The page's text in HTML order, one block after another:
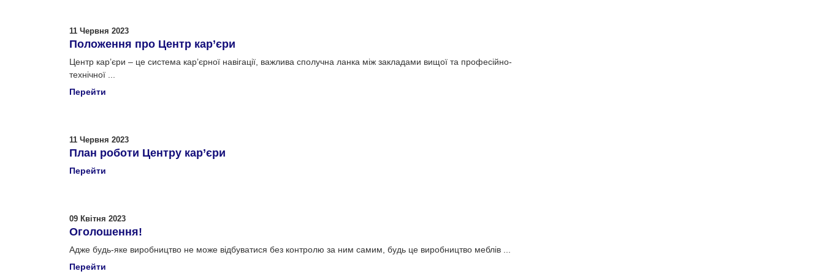
11 Червня 2023
Положення про Центр кар’єри
Центр кар’єри – це система кар’єрної навігації, важлива сполучна ланка між закладами вищої та професійно-
технічної ...
Перейти
11 Червня 2023
План роботи Центру кар’єри
Перейти
09 Квітня 2023
Оголошення!
Адже будь-яке виробництво не може відбуватися без контролю за ним самим, будь це виробництво меблів ...
Перейти